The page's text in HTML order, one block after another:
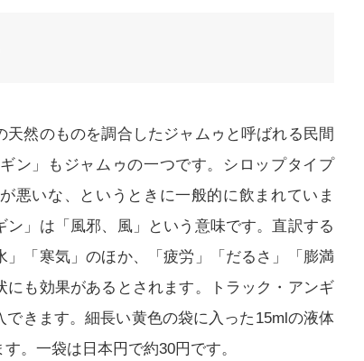
然のものを調合したジャムゥと呼ばれる民間
ン」もジャムゥの一つです。シロップタイプ
悪いな、というときに一般的に飲まれていま
」は「風邪、風」という意味です。直訳する
」「寒気」のほか、「疲労」「だるさ」「膨満
も効果があるとされます。トラック・アンギ
きます。細長い黄色の袋に入った15mlの液体
。一袋は日本円で約30円です。